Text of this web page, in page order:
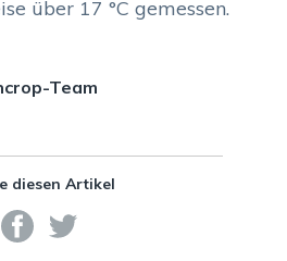
über 17 °C gemessen.
Team
diesen Artikel